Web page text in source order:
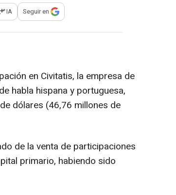
para compartir
IA Seguir en
en Civitatis, la empresa de
habla hispana y portuguesa,
dólares (46,76 millones de
de la venta de participaciones
primario, habiendo sido